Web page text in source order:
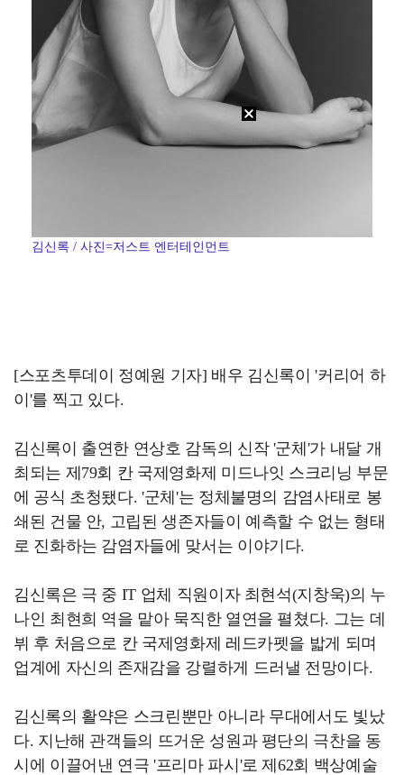
김신록 / 사진=저스트 엔터테인먼트
[스포츠투데이 정예원 기자] 배우 김신록이 '커리어 하
이'를 찍고 있다.
김신록이 출연한 연상호 감독의 신작 '군체'가 내달 개
최되는 제79회 칸 국제영화제 미드나잇 스크리닝 부문
에 공식 초청됐다. '군체'는 정체불명의 감염사태로 봉
쇄된 건물 안, 고립된 생존자들이 예측할 수 없는 형태
로 진화하는 감염자들에 맞서는 이야기다.
김신록은 극 중 IT 업체 직원이자 최현석(지창욱)의 누
나인 최현희 역을 맡아 묵직한 열연을 펼쳤다. 그는 데
뷔 후 처음으로 칸 국제영화제 레드카펫을 밟게 되며
업계에 자신의 존재감을 강렬하게 드러낼 전망이다.
김신록의 활약은 스크린뿐만 아니라 무대에서도 빛났
다. 지난해 관객들의 뜨거운 성원과 평단의 극찬을 동
시에 이끌어낸 연극 '프리마 파시'로 제62회 백상예술